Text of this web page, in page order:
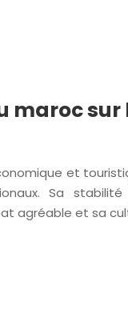
maroc
et
Sa
agréable et sa